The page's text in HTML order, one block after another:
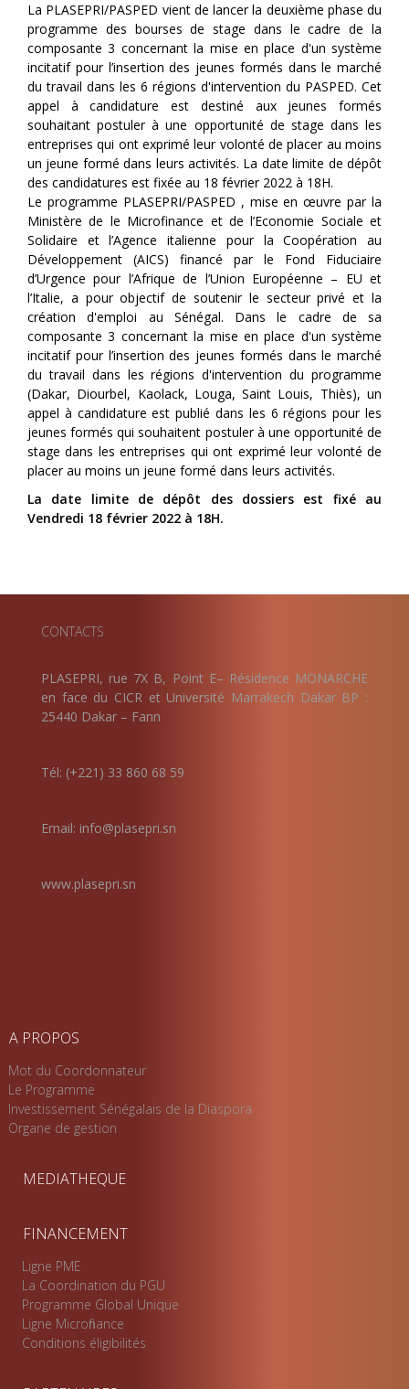
La PLASEPRI/PASPED vient de lancer la deuxième phase du
programme des bourses de stage dans le cadre de la
composante 3 concernant la mise en place d'un système
incitatif pour l’insertion des jeunes formés dans le marché
du travail dans les 6 régions d'intervention du PASPED. Cet
appel à candidature est destiné aux jeunes formés
souhaitant postuler à une opportunité de stage dans les
entreprises qui ont exprimé leur volonté de placer au moins
un jeune formé dans leurs activités. La date limite de dépôt
des candidatures est fixée au 18 février 2022 à 18H.
Le programme PLASEPRI/PASPED , mise en œuvre par la
Ministère de le Microfinance et de l’Economie Sociale et
Solidaire et l’Agence italienne pour la Coopération au
Développement (AICS) financé par le Fond Fiduciaire
d’Urgence pour l’Afrique de l’Union Européenne – EU et
l’Italie, a pour objectif de soutenir le secteur privé et la
création d'emploi au Sénégal. Dans le cadre de sa
composante 3 concernant la mise en place d'un système
incitatif pour l’insertion des jeunes formés dans le marché
du travail dans les régions d'intervention du programme
(Dakar, Diourbel, Kaolack, Louga, Saint Louis, Thiès), un
appel à candidature est publié dans les 6 régions pour les
jeunes formés qui souhaitent postuler à une opportunité de
stage dans les entreprises qui ont exprimé leur volonté de
placer au moins un jeune formé dans leurs activités.
La date limite de dépôt des dossiers est fixé au
Vendredi 18 février 2022 à 18H.
CONTACTS
PLASEPRI, rue 7X B, Point E– Résidence MONARCHE
en face du CICR et Université Marrakech Dakar BP :
25440 Dakar – Fann
Tél: (+221) 33 860 68 59
Email: info@plasepri.sn
www.plasepri.sn
A PROPOS
Mot du Coordonnateur
Le Programme
Investissement Sénégalais de la Diaspora
Organe de gestion
MEDIATHEQUE
FINANCEMENT
Ligne PME
La Coordination du PGU
Programme Global Unique
Ligne Microfinance
Conditions éligibilités